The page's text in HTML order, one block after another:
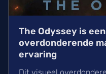
The Odyssey is
overdonderende
ervaring